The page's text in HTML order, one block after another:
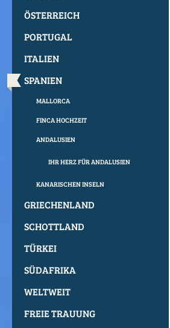
ÖSTERREICH
PORTUGAL
ITALIEN
SPANIEN
MALLORCA
FINCA HOCHZEIT
ANDALUSIEN
IHR HERZ FÜR ANDALUSIEN
KANARISCHEN INSELN
GRIECHENLAND
SCHOTTLAND
TÜRKEI
SÜDAFRIKA
WELTWEIT
FREIE TRAUUNG